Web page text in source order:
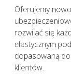
Oferujemy
rozwijać się
elastycznym
dopasowaną
klientów.